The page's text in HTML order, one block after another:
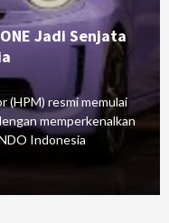
Jadi Senjata
(HPM) resmi memulai
memperkenalkan
Indonesia